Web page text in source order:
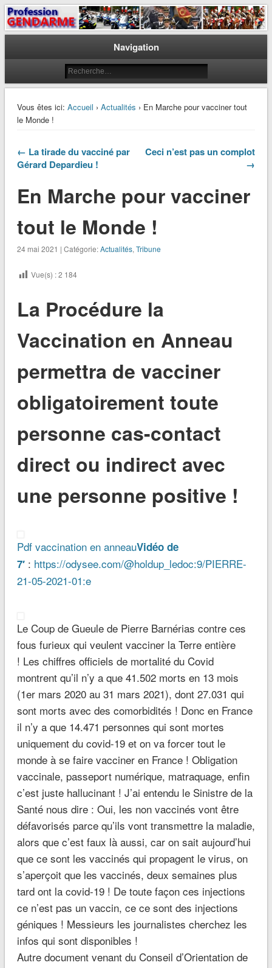
Profession Gendarme
Le journal des gendarmes
Navigation
Vous êtes ici: Accueil › Actualités › En Marche pour vacciner tout
le Monde !
← La tirade du vacciné par
Gérard Depardieu !
Ceci n’est pas un complot
→
En Marche pour vacciner
tout le Monde !
24 mai 2021 | Catégorie:Actualités, Tribune
Vue(s) :2 184
La Procédure la
Vaccination en Anneau
permettra de vacciner
obligatoirement toute
personne cas-contact
direct ou indirect avec
une personne positive !
Pdf vaccination en anneauVidéo de
7′: https://odysee.com/@holdup_ledoc:9/PIERRE-
21-05-2021-01:e
Le Coup de Gueule de Pierre Barnérias contre ces
fous furieux qui veulent vacciner la Terre entière
! Les chiffres officiels de mortalité du Covid
montrent qu’il n’y a que 41.502 morts en 13 mois
(1er mars 2020 au 31 mars 2021), dont 27.031 qui
sont morts avec des comorbidités ! Donc en France
il n’y a que 14.471 personnes qui sont mortes
uniquement du covid-19 et on va forcer tout le
monde à se faire vacciner en France ! Obligation
vaccinale, passeport numérique, matraquage, enfin
c’est juste hallucinant ! J’ai entendu le Sinistre de la
Santé nous dire : Oui, les non vaccinés vont être
défavorisés parce qu’ils vont transmettre la maladie,
alors que c’est faux là aussi, car on sait aujourd’hui
que ce sont les vaccinés qui propagent le virus, on
s’aperçoit que les vaccinés, deux semaines plus
tard ont la covid-19 ! De toute façon ces injections
ce n’est pas un vaccin, ce ce sont des injections
géniques ! Messieurs les journalistes cherchez les
infos qui sont disponibles !
Autre document venant du Conseil d’Orientation de